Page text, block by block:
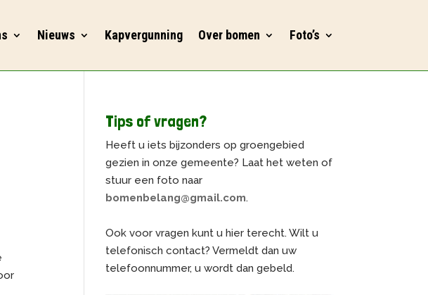
Nieuws Kapvergunning Over bomen Foto’s
Tips of vragen?
Heeft u iets bijzonders op groengebied
gezien in onze gemeente? Laat het weten of
stuur een foto naar
bomenbelang@gmail.com.
Ook voor vragen kunt u hier terecht. Wilt u
telefonisch contact? Vermeldt dan uw
telefoonnummer, u wordt dan gebeld.